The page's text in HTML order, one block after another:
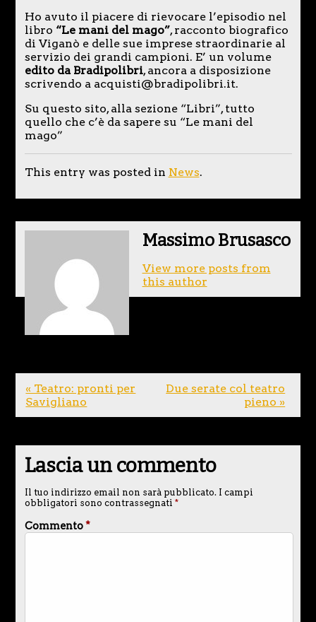
Ho avuto il piacere di rievocare l’episodio nel
libro “Le mani del mago”, racconto biografico
di Viganò e delle sue imprese straordinarie al
servizio dei grandi campioni. E’ un volume
edito da Bradipolibri, ancora a disposizione
scrivendo a acquisti@bradipolibri.it.
Su questo sito, alla sezione “Libri”, tutto
quello che c’è da sapere su “Le mani del
mago”
This entry was posted in News.
Massimo Brusasco
View more posts from
this author
« Teatro: pronti per
Savigliano
Due serate col teatro
pieno »
Lascia un commento
Il tuo indirizzo email non sarà pubblicato. I campi
obbligatori sono contrassegnati *
Commento*